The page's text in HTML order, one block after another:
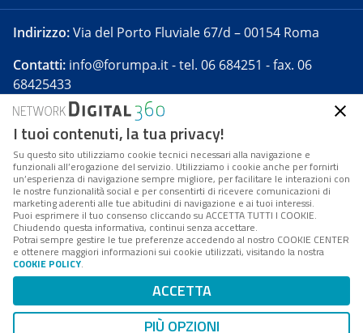
Indirizzo:Via del Porto Fluviale 67/d – 00154 Roma
Contatti: info@forumpa.it- tel. 06 684251 - fax. 06
68425433
Forumpa.itè una pubblicazione telematica iscritta
presso Registro della stampa del Tribunale di Roma -
Reg. n. 182 del 2 maggio 2008 - Direttore resp. Michela
Stentella
FPA s.r.l. è società soggetta a Direzione e
Coordinamento da parte di Digital360 S.p.A. - FPA s.r.l.
è un'azienda certificata per il sistema di management
Codice Fiscale/Partita IVA n. 10693191008 - R.E.A. Roma
n. 1249791. ISP AWS
Mappa del sito
I tuoi contenuti, la tua privacy!
Su questo sito utilizziamo cookie tecnici necessari alla navigazione e
funzionali all’erogazione del servizio. Utilizziamo i cookie anche per fornirti
un’esperienza di navigazione sempre migliore, per facilitare le interazioni con
le nostre funzionalità social e per consentirti di ricevere comunicazioni di
marketing aderenti alle tue abitudini di navigazione e ai tuoi interessi.
Puoi esprimere il tuo consenso cliccando su ACCETTA TUTTI I COOKIE.
Chiudendo questa informativa, continui senza accettare.
Potrai sempre gestire le tue preferenze accedendo al nostro COOKIE CENTER
e ottenere maggiori informazioni sui cookie utilizzati, visitando la nostra
COOKIE POLICY.
ACCETTA
PIÙ OPZIONI